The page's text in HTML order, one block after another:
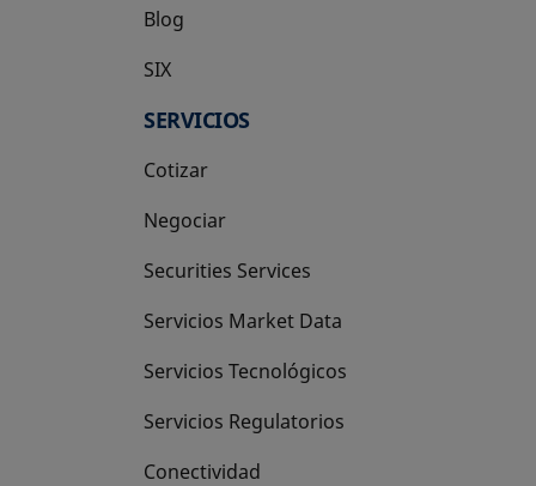
Blog
SIX
se abre en una pestaña nueva
SERVICIOS
Cotizar
Negociar
Securities Services
Servicios Market Data
Servicios Tecnológicos
Servicios Regulatorios
Conectividad